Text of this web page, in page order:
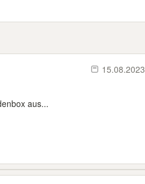
15.08.2023
aus...